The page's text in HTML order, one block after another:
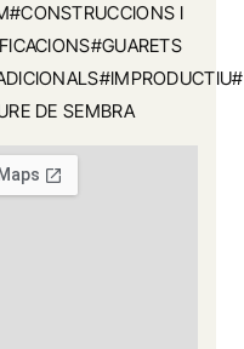
I
DE SEMBRA